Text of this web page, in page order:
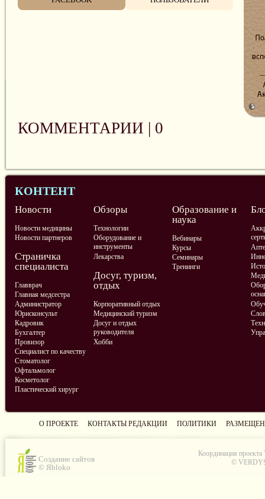
КОММЕНТАРИИ | 0
КОНТЕНТ
Новости
Новости медицины
Новости партнеров
Обзоры
Технологии
Оборудование и
инструменты
Лекарства
Образование и
наука
Вебинары
Курсы
Семинары
Тренинги
Страничка
специалиста
Главврач
Главная медсестра
Администратор
Юрисконсульт
Кадровик
Бухгалтер
Провизор
Специалист по качеству
Стоматолог
Офтальмолог
Косметолог
Пластический хирург
Досуг, туризм,
отдых
Корпоративный отдых
Медицинский туризм
Досуг и отдых
руководителя
Хобби
О ПРОЕКТЕ КОНТАКТЫ РЕДАКЦИИ ПОЛИТИКИ
Создание сайтов
© Яbloko
Координация проекта
©